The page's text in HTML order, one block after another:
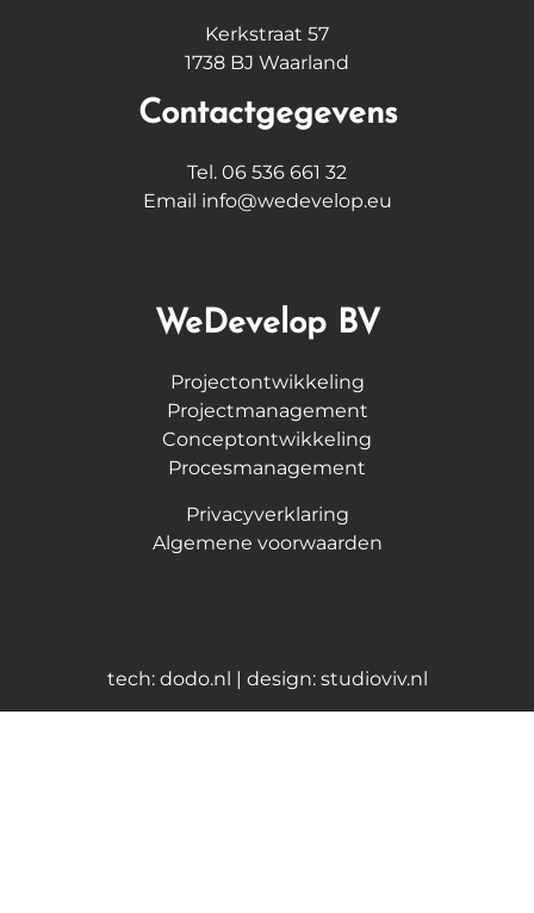
Kerkstraat 57
1738 BJ Waarland
Contactgegevens
Tel. 06 536 661 32
Email info@wedevelop.eu
WeDevelop BV
Projectontwikkeling
Projectmanagement
Conceptontwikkeling
Procesmanagement
Privacyverklaring
Algemene voorwaarden
tech: dodo.nl | design: studioviv.nl